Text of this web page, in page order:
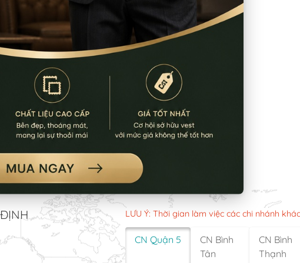
LƯU Ý: Thời gian làm việc các chi nhánh
CN Quận 5
CN Bình
Tân
CN Bình
Thạnh